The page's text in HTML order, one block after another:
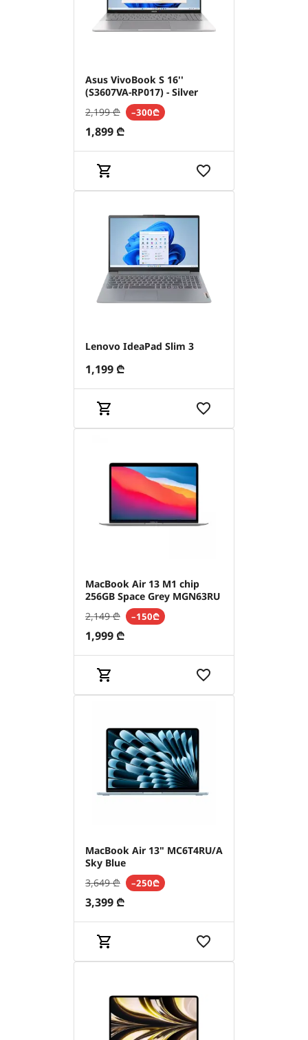
Asus VivoBook S 16''
(S3607VA-RP017) - Silver
2,199₾ –300₾
1,899 ₾
Lenovo IdeaPad Slim 3
1,199 ₾
MacBook Air 13 M1 chip
256GB Space Grey MGN63RU
2,149₾ –150₾
1,999 ₾
MacBook Air 13" MC6T4RU/A
Sky Blue
3,649₾ –250₾
3,399 ₾